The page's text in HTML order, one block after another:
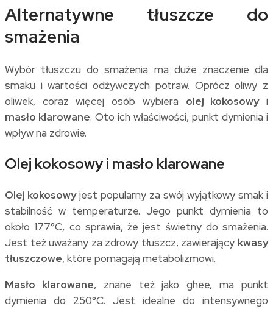
Alternatywne tłuszcze do
smażenia
Wybór tłuszczu do smażenia ma duże znaczenie dla
smaku i wartości odżywczych potraw. Oprócz oliwy z
oliwek, coraz więcej osób wybiera olej kokosowyi
masło klarowane. Oto ich właściwości, punkt dymienia i
wpływ na zdrowie.
Olej kokosowy i masło klarowane
Olej kokosowyjest popularny za swój wyjątkowy smak i
stabilność w temperaturze. Jego punkt dymienia to
około 177°C, co sprawia, że jest świetny do smażenia.
Jest też uważany za zdrowy tłuszcz, zawierający kwasy
tłuszczowe, które pomagają metabolizmowi.
Masło klarowane, znane też jako ghee, ma punkt
dymienia do 250°C. Jest idealne do intensywnego